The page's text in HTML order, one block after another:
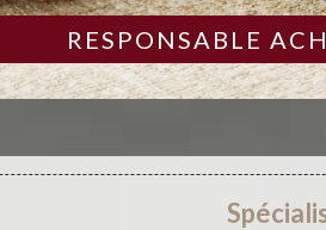
RESPONSABLE